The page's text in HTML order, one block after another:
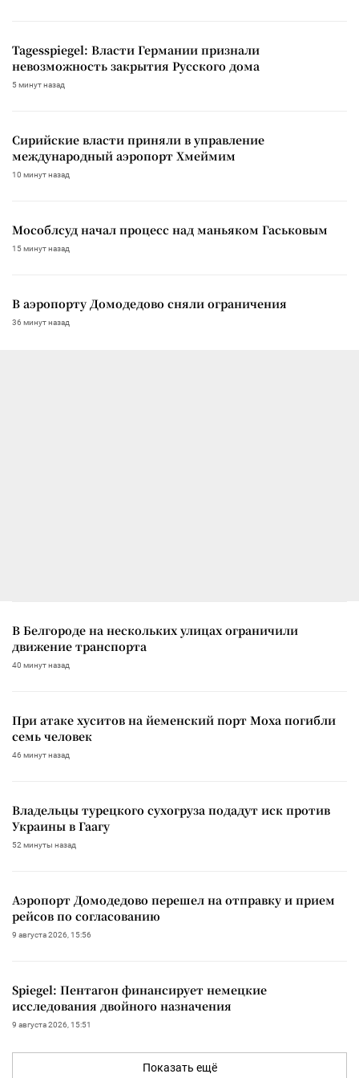
Tagesspiegel: Власти Германии признали
невозможность закрытия Русского дома
5 минут назад
Сирийские власти приняли в управление
международный аэропорт Хмеймим
10 минут назад
Мособлсуд начал процесс над маньяком Гаськовым
15 минут назад
В аэропорту Домодедово сняли ограничения
36 минут назад
В Белгороде на нескольких улицах ограничили
движение транспорта
40 минут назад
При атаке хуситов на йеменский порт Моха погибли
семь человек
46 минут назад
Владельцы турецкого сухогруза подадут иск против
Украины в Гаагу
52 минуты назад
Аэропорт Домодедово перешел на отправку и прием
рейсов по согласованию
9 августа 2026, 15:56
Spiegel: Пентагон финансирует немецкие
исследования двойного назначения
9 августа 2026, 15:51
Показать ещё